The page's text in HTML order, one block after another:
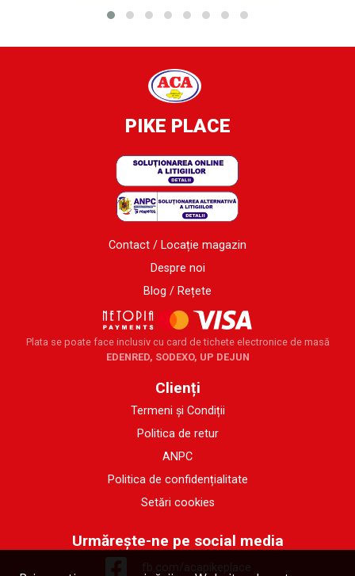
PIKE PLACE
Contact / Locație magazin
Despre noi
Blog / Rețete
Plata se poate face inclusiv cu card de tichete electronice de masă
EDENRED, SODEXO, UP DEJUN
Clienți
Termeni și Condiții
Politica de retur
ANPC
Politica de confidențialitate
Setări cookies
Urmărește-ne pe social media
fb.com/acapikeplace